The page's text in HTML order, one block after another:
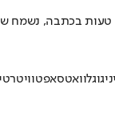
טעות בכתבה, נשמח
גוגלוואטסאפטוויטר